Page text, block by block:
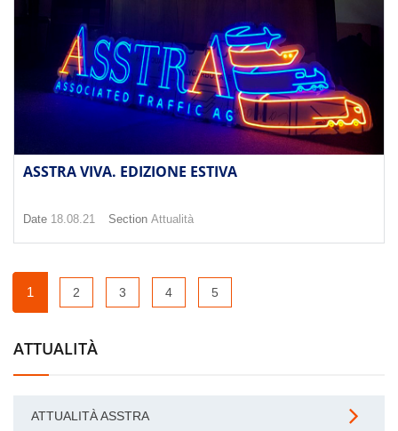
ASSTRA VIVA. EDIZIONE ESTIVA
Date 18.08.21 Section Attualità
1 2 3 4 5
ATTUALITÀ
ATTUALITÀ ASSTRA